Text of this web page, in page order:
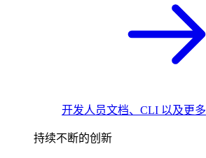
开发人员文档、CLI 以及更多
持续不断的创新